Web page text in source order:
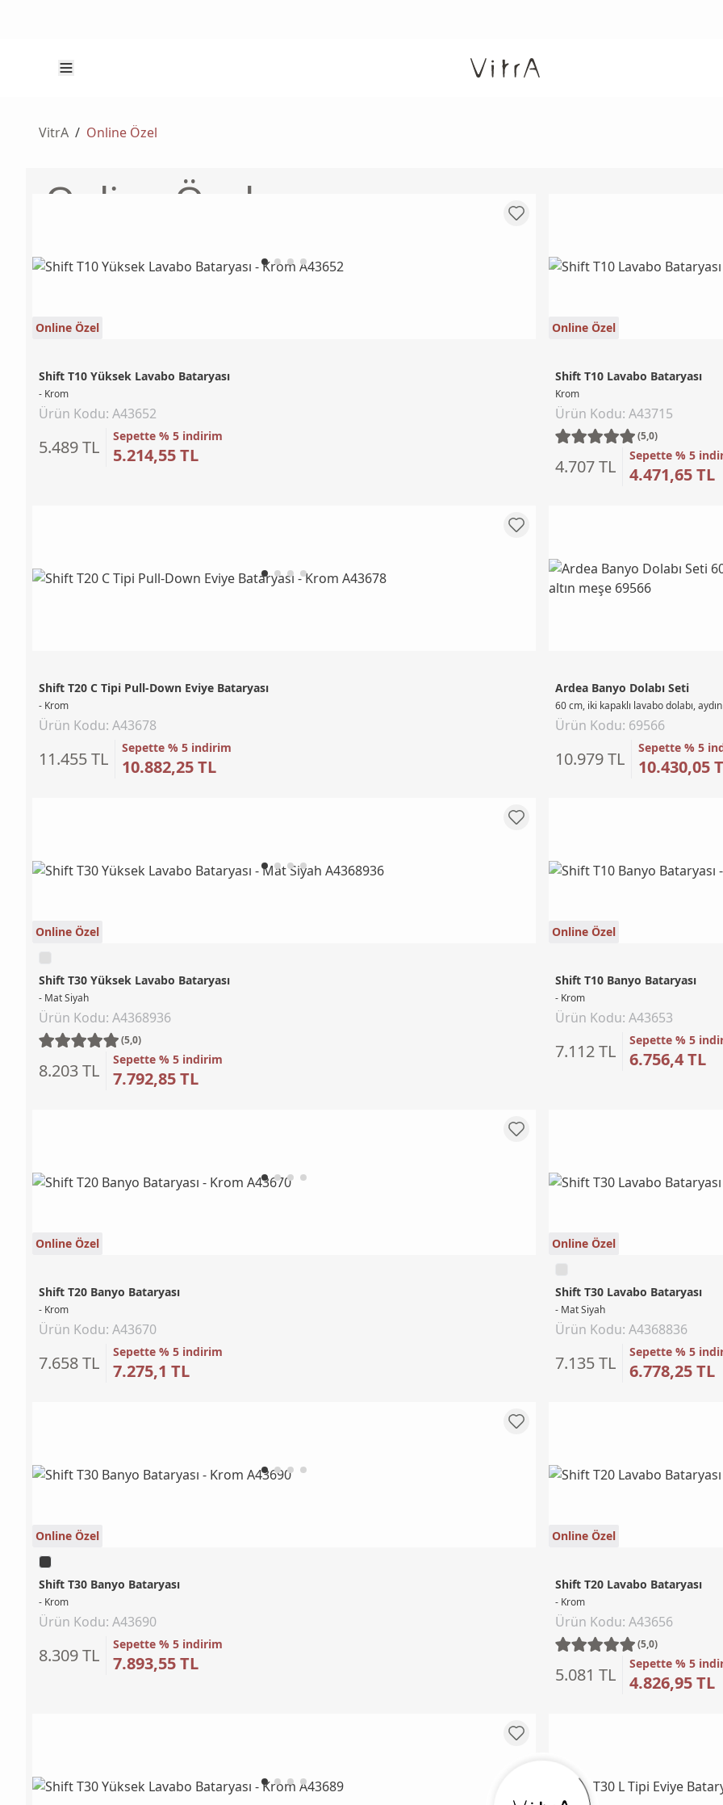
VitrA / Online Özel
Online Özel
Online Özel
Shift T10 Yüksek Lavabo Bataryası
- Krom
Ürün Kodu: A43652
5.489 TL
Sepette % 5 indirim
5.214,55 TL
Online Özel
Shift T10 Lavabo Bataryası
Krom
Ürün Kodu: A43715
(5,0)
4.707 TL
Sepette % 5
4.471,65 TL
Shift T20 C Tipi Pull-Down Eviye Bataryası
- Krom
Ürün Kodu: A43678
11.455 TL
Sepette % 5 indirim
10.882,25 TL
Ardea Banyo Dolabı Seti
60 cm, iki kapaklı lavabo dolabı,
Ürün Kodu: 69566
10.979 TL
Sepette % 5
10.430,05
Online Özel
Shift T30 Yüksek Lavabo Bataryası
- Mat Siyah
Ürün Kodu: A4368936
(5,0)
8.203 TL
Sepette % 5 indirim
7.792,85 TL
Online Özel
Shift T10 Banyo Bataryası
- Krom
Ürün Kodu: A43653
7.112 TL
Sepette % 5
6.756,4 TL
Online Özel
Shift T20 Banyo Bataryası
- Krom
Ürün Kodu: A43670
7.658 TL
Sepette % 5 indirim
7.275,1 TL
Online Özel
Shift T30 Lavabo Bataryası
- Mat Siyah
Ürün Kodu: A4368836
7.135 TL
Sepette % 5
6.778,25 TL
Online Özel
Shift T30 Banyo Bataryası
- Krom
Ürün Kodu: A43690
8.309 TL
Sepette % 5 indirim
7.893,55 TL
Online Özel
Shift T20 Lavabo Bataryası
- Krom
Ürün Kodu: A43656
(5,0)
5.081 TL
Sepette % 5
4.826,95 TL